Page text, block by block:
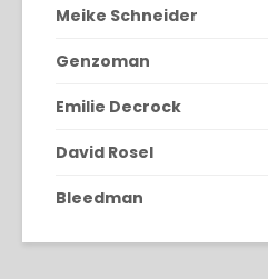
Meike Schneider
Genzoman
Emilie Decrock
David Rosel
Bleedman